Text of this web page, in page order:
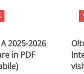
2025-2026
in PDF